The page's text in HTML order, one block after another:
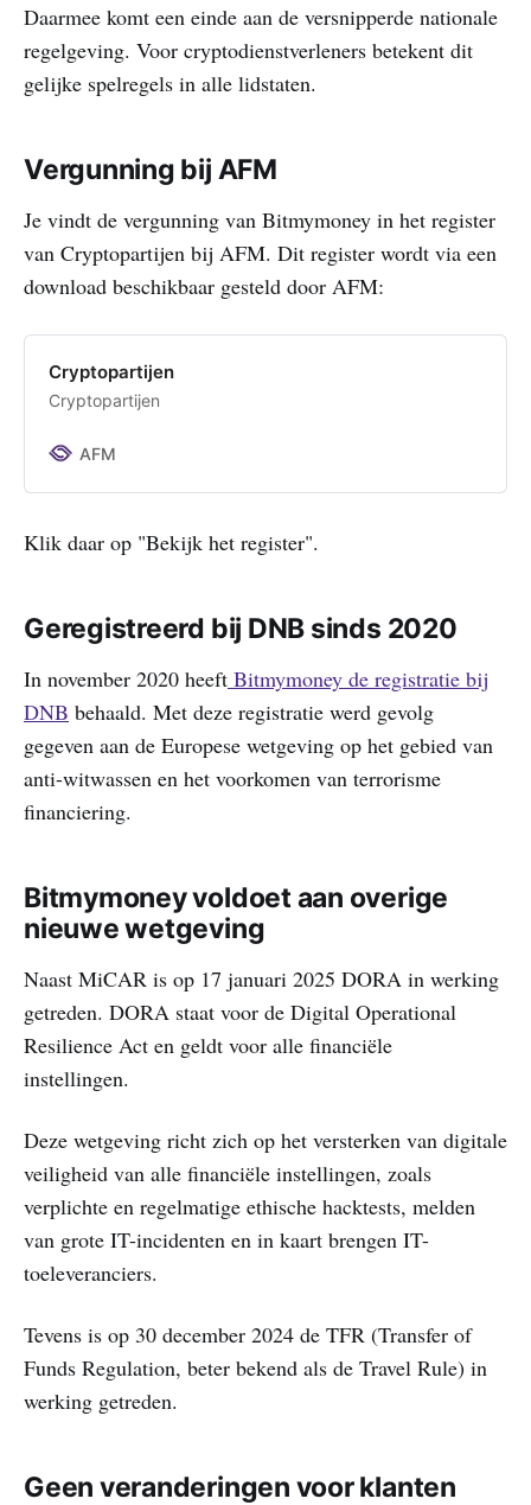
Daarmee komt een einde aan de versnipperde nationale
regelgeving. Voor cryptodienstverleners betekent dit
gelijke spelregels in alle lidstaten.
Vergunning bij AFM
Je vindt de vergunning van Bitmymoney in het register
van Cryptopartijen bij AFM. Dit register wordt via een
download beschikbaar gesteld door AFM:
Cryptopartijen
Cryptopartijen
AFM
Klik daar op "Bekijk het register".
Geregistreerd bij DNB sinds 2020
In november 2020 heeft Bitmymoney de registratie bij
DNB behaald. Met deze registratie werd gevolg
gegeven aan de Europese wetgeving op het gebied van
anti-witwassen en het voorkomen van terrorisme
financiering.
Bitmymoney voldoet aan overige
nieuwe wetgeving
Naast MiCAR is op 17 januari 2025 DORA in werking
getreden. DORA staat voor de Digital Operational
Resilience Act en geldt voor alle financiële
instellingen.
Deze wetgeving richt zich op het versterken van digitale
veiligheid van alle financiële instellingen, zoals
verplichte en regelmatige ethische hacktests, melden
van grote IT-incidenten en in kaart brengen IT-
toeleveranciers.
Tevens is op 30 december 2024 de TFR (Transfer of
Funds Regulation, beter bekend als de Travel Rule) in
werking getreden.
Geen veranderingen voor klanten